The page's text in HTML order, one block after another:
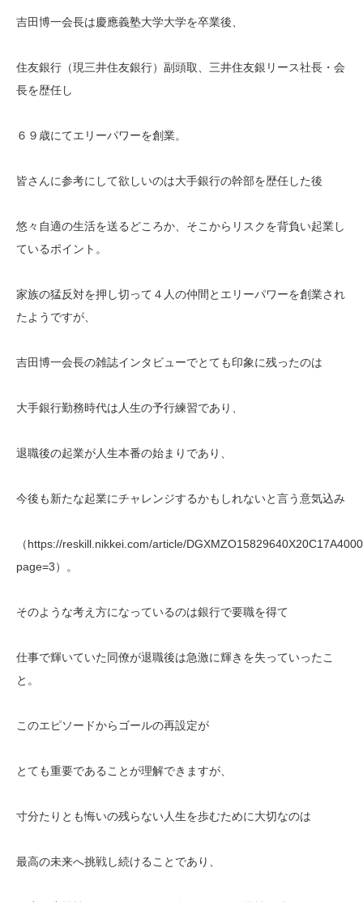
吉田博一会長は慶應義塾大学大学を卒業後、
住友銀行（現三井住友銀行）副頭取、三井住友銀リース社長・会
長を歴任し
６９歳にてエリーパワーを創業。
皆さんに参考にして欲しいのは大手銀行の幹部を歴任した後
悠々自適の生活を送るどころか、そこからリスクを背負い起業し
ているポイント。
家族の猛反対を押し切って４人の仲間とエリーパワーを創業され
たようですが、
吉田博一会長の雑誌インタビューでとても印象に残ったのは
大手銀行勤務時代は人生の予行練習であり、
退職後の起業が人生本番の始まりであり、
今後も新たな起業にチャレンジするかもしれないと言う意気込み
（https://reskill.nikkei.com/article/
page=3）。
そのような考え方になっているのは銀行で要職を得て
仕事で輝いていた同僚が退職後は急激に輝きを失っていったこ
と。
このエピソードからゴールの再設定が
とても重要であることが理解できますが、
寸分たりとも悔いの残らない人生を歩むために大切なのは
最高の未来へ挑戦し続けることであり、